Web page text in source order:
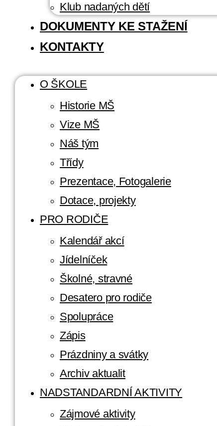
Klub nadaných dětí
DOKUMENTY KE STAŽENÍ
KONTAKTY
O ŠKOLE
Historie MŠ
Vize MŠ
Náš tým
Třídy
Prezentace, Fotogalerie
Dotace, projekty
PRO RODIČE
Kalendář akcí
Jídelníček
Školné, stravné
Desatero pro rodiče
Spolupráce
Zápis
Prázdniny a svátky
Archiv aktualit
NADSTANDARDNÍ AKTIVITY
Zájmové aktivity